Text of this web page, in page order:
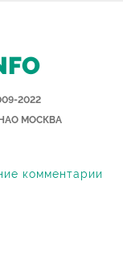
2022
МОСКВА
комментарии